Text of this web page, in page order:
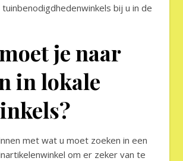
bij u in de
je naar
in lokale
met wat u moet zoeken in een
om er zeker van te